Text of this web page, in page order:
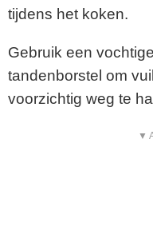
tijdens het koken.
Gebruik een
tandenborstel om
voorzichtig weg te
▼